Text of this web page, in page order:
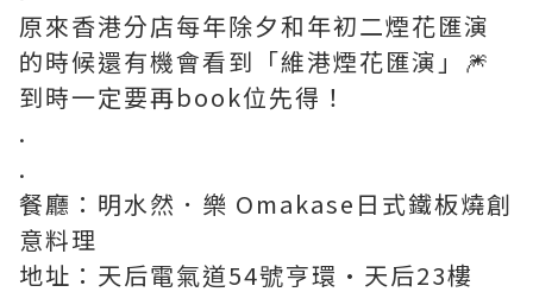
原來香港分店每年除夕和年初二煙花匯演
的時候還有機會看到「維港煙花匯演」🎆
到時一定要再book位先得！
.
.
餐廳：明水然．樂 Omakase日式鐵板燒創
意料理
地址：天后電氣道54號亨環·天后23樓